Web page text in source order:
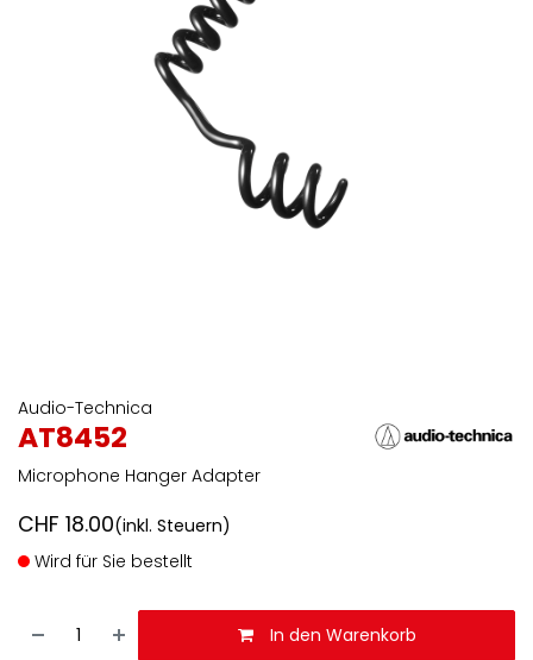
Audio-Technica
AT8452
Microphone Hanger Adapter
CHF 18.00(inkl. Steuern)
Wird für Sie bestellt
In den Warenkorb